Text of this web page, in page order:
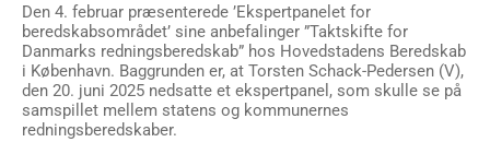
Den 4. februar præsenterede ’Ekspertpanelet for
beredskabsområdet’ sine anbefalinger ”Taktskifte for
Danmarks redningsberedskab” hos Hovedstadens Beredskab
i København. Baggrunden er, at Torsten Schack-Pedersen (V),
den 20. juni 2025 nedsatte et ekspertpanel, som skulle se på
samspillet mellem statens og kommunernes
redningsberedskaber.